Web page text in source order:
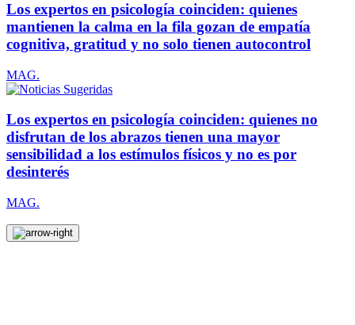
Los expertos en psicología coinciden: quienes
mantienen la calma en la fila gozan de empatía
cognitiva, gratitud y no solo tienen autocontrol
MAG.
Los expertos en psicología coinciden: quienes no
disfrutan de los abrazos tienen una mayor
sensibilidad a los estímulos físicos y no es por
desinterés
MAG.